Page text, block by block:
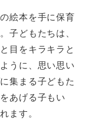
絵本を手に保育
子どもたちは、
目をキラキラと
うに、思い思い
集まる子どもた
あげる子もい
ます。